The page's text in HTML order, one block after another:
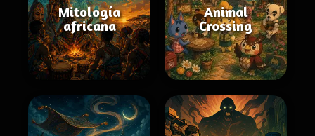
Mitología
africana
Animal
Crossing